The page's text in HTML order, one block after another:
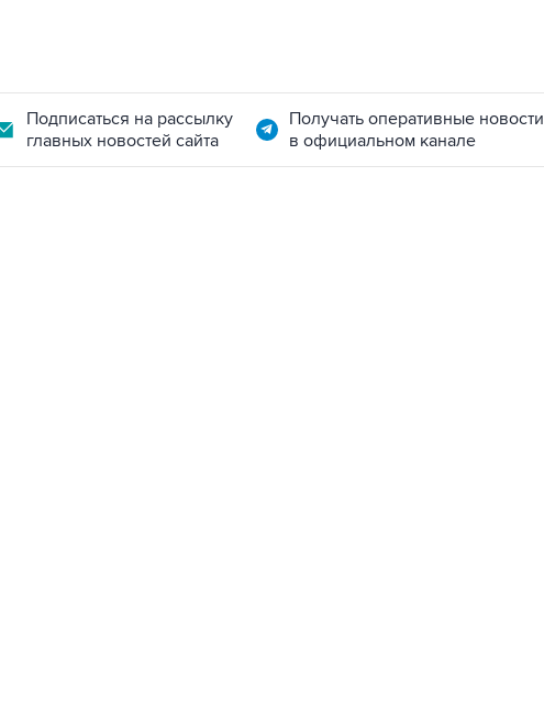
Подписаться на рассылку
главных новостей сайта
Получать оперативные новости
в официальном канале